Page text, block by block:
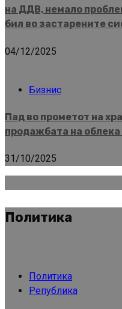
на ДДВ, немало
бил во застарените
04/12/2025
Бизнис
Пад во прометот на
продажбата на облека
31/10/2025
Политика
Политика
Република